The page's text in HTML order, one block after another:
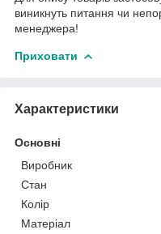
виникнуть питання чи
менеджера!
Приховати
Характеристики
Основні
Виробник
Стан
Колір
Матеріал